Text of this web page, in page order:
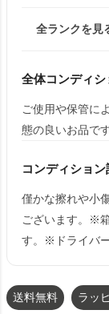
全ランクを見
全体コンディシ
ご使用や保管に
態の良いお品で
コンディション
僅かな擦れや小
ございます。※
す。※ドライバ
送料無料 ラッ